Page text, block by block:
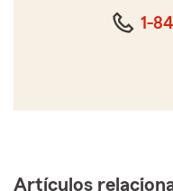
1-
Artículos